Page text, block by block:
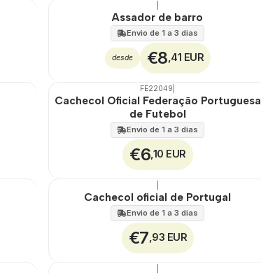
Assador de barro
Envio de 1 a 3 dias
desde €8 ,41 EUR
FE22049
Cachecol Oficial Federação Portuguesa
de Futebol
Envio de 1 a 3 dias
€6 ,10 EUR
Cachecol oficial de Portugal
Envio de 1 a 3 dias
€7 ,93 EUR